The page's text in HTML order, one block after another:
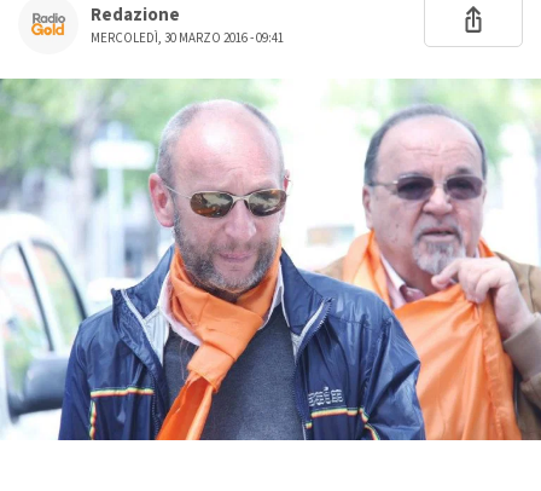
Redazione
MERCOLEDÌ, 30 MARZO 2016 - 09:41